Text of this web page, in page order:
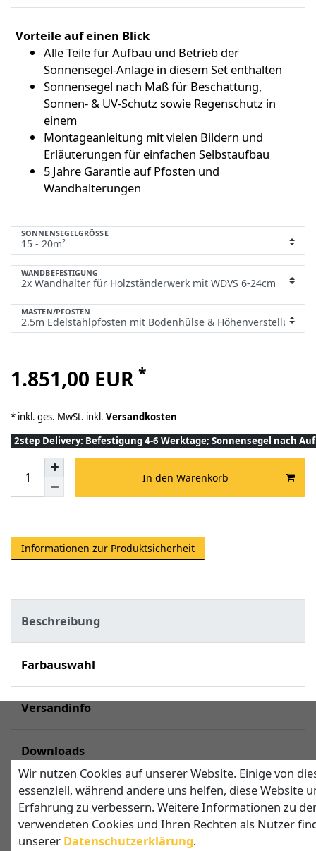
Vorteile auf einen Blick
Alle Teile für Aufbau und Betrieb der
Sonnensegel-Anlage in diesem Set enthalten
Sonnensegel nach Maß für Beschattung,
Sonnen- & UV-Schutz sowie Regenschutz in
einem
Montageanleitung mit vielen Bildern und
Erläuterungen für einfachen Selbstaufbau
5 Jahre Garantie auf Pfosten und
Wandhalterungen
SONNENSEGELGRÖSSE
WANDBEFESTIGUNG
MASTEN/PFOSTEN
1.851,00 EUR *
* inkl. ges. MwSt. inkl. Versandkosten
2step Delivery: Befestigung 4-6 Werktage; Sonnensegel nach
In den Warenkorb
Informationen zur Produktsicherheit
Beschreibung
Farbauswahl
Versandinfo
Downloads
techn. Daten
Wir nutzen Cookies auf unserer Website. Einige von
essenziell, während andere uns helfen, diese Website
Erfahrung zu verbessern. Weitere Informationen zu
verwendeten Cookies und Ihren Rechten als Nutzer
unserer Daten­schutz­erklärung.